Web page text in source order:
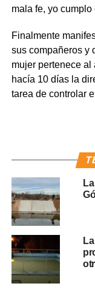
mala fe, yo
Finalmente
sus compañeros y
mujer pertenece
hacía 10 días la
tarea de controlar